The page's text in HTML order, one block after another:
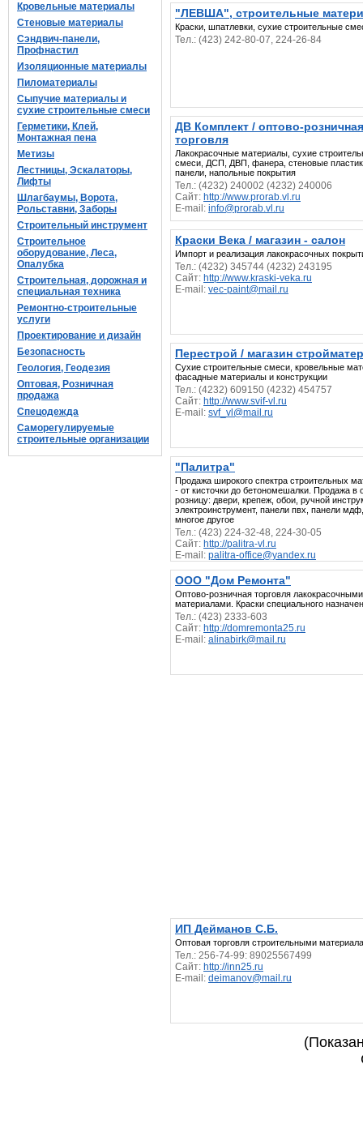
Кровельные материалы
Стеновые материалы
Сэндвич-панели,
Профнастил
Изоляционные материалы
Пиломатериалы
Сыпучие материалы и
сухие строительные смеси
Герметики, Клей,
Монтажная пена
Метизы
Лестницы, Эскалаторы,
Лифты
Шлагбаумы, Ворота,
Рольставни, Заборы
Строительный инструмент
Строительное
оборудование, Леса,
Опалубка
Строительная, дорожная и
специальная техника
Ремонтно-строительные
услуги
Проектирование и дизайн
Безопасность
Геология, Геодезия
Оптовая, Розничная
продажа
Спецодежда
Саморегулируемые
строительные организации
"ЛЕВША", строительные
Краски, шпатлевки, сухие строительные
Тел.: (423) 242-80-07, 224-26-84
ДВ Комплект / оптово-розничная
торговля
Лакокрасочные материалы, cухие
смеси, ДСП, ДВП, фанера, стеновые
панели, напольные покрытия
Тел.: (4232) 240002 (4232) 240006
Сайт: http://www.prorab.vl.ru
E-mail: info@prorab.vl.ru
Краски Века / магазин - салон
Импорт и реализация лакокрасочных
Тел.: (4232) 345744 (4232) 243195
Сайт: http://www.kraski-veka.ru
E-mail: vec-paint@mail.ru
Перестрой / магазин
Сухие строительные смеси, кровельные
фасадные материалы и конструкции
Тел.: (4232) 609150 (4232) 454757
Сайт: http://www.svif-vl.ru
E-mail: svf_vl@mail.ru
"Палитра"
Продажа широкого спектра строительных
- от кисточки до бетономешалки. Продажа в
розницу: двери, крепеж, обои, ручной
электроинструмент, панели пвх, панели
многое другое
Тел.: (423) 224-32-48, 224-30-05
Сайт: http://palitra-vl.ru
E-mail: palitra-office@yandex.ru
ООО "Дом Ремонта"
Оптово-розничная торговля лакокрасочными
материалами. Краски специального
Тел.: (423) 2333-603
Сайт: http://domremonta25.ru
E-mail: alinabirk@mail.ru
ИП Дейманов С.Б.
Оптовая торговля строительными
Тел.: 256-74-99: 89025567499
Сайт: http://inn25.ru
E-mail: deimanov@mail.ru